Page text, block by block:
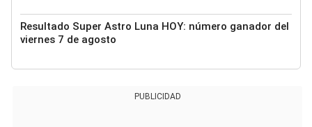
Resultado Super Astro Luna HOY: número ganador del
viernes 7 de agosto
PUBLICIDAD